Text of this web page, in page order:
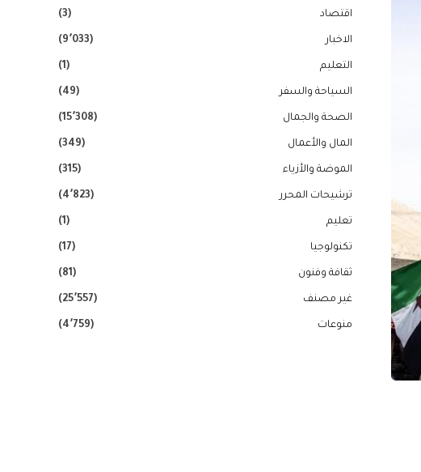
اقتصاد (3)
الاخبار (9٬033)
التعليم (1)
السياحة والسفر (49)
الصحة والجمال (15٬308)
المال والأعمال (349)
الموضة والأزياء (315)
ترشيحات المحرر (4٬823)
تعليم (1)
تكنولوجيا (17)
ثقافة وفنون (81)
غير مصنف (25٬557)
منوعات (4٬759)